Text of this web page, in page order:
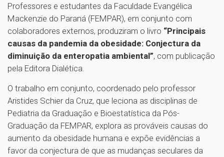
Professores e estudantes da Faculdade Evangélica
Mackenzie do Paraná (FEMPAR), em conjunto com
colaboradores externos, produziram o livro “Principais
causas da pandemia da obesidade: Conjectura da
diminuição da enteropatia ambiental”, com publicação
pela Editora Dialética.
O trabalho em conjunto, coordenado pelo professor
Aristides Schier da Cruz, que leciona as disciplinas de
Pediatria da Graduação e Bioestatística da Pós-
Graduação da FEMPAR, explora as prováveis causas do
aumento da obesidade humana e expõe evidências a
favor da conjectura de que as mudanças seculares da